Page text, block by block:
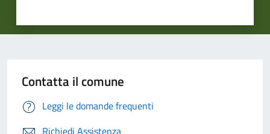
Contatta il comune
Leggi le domande frequenti